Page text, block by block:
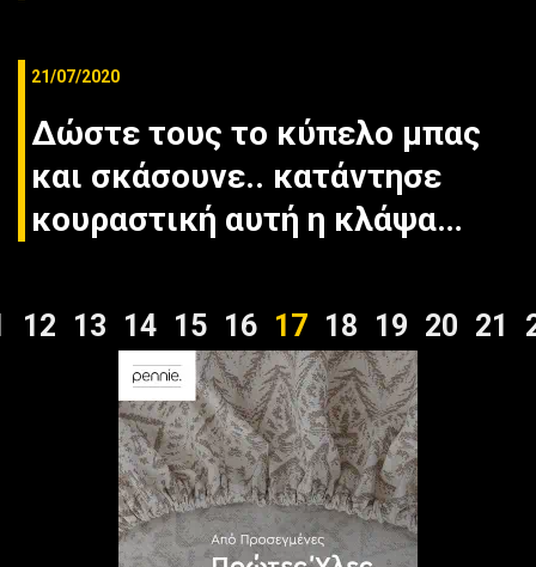
21/07/2020
Δώστε τους το κύπελο μπας
και σκάσουνε.. κατάντησε
κουραστική αυτή η κλάψα…
12 13 14 15 16 17 18 19 20 21